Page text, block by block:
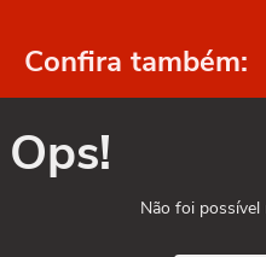
Confira também:
Ops!
Não foi